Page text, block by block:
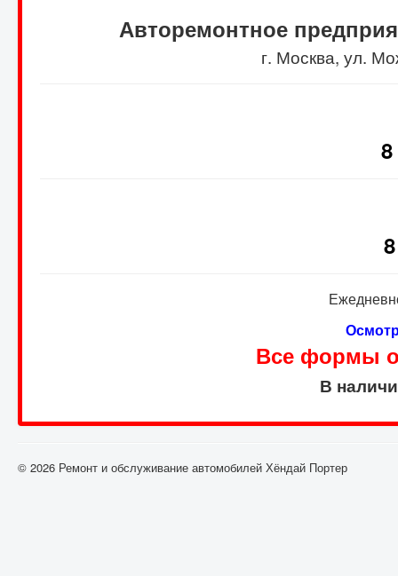
Авторемонтное
г. Москва, ул.
Все формы
В
© 2026 Ремонт и обслуживание автомобилей Хёндай Портер